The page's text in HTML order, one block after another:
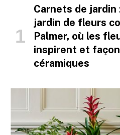
Carnets de jardin
jardin de fleurs
Palmer, où les
inspirent et
céramiques